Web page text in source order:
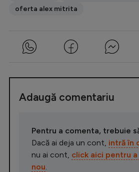
oferta alex mitrita
Adaugă comentariu
Pentru a comenta, trebuie
Dacă ai deja un cont, intră în
nu ai cont, click aici pentru
nou